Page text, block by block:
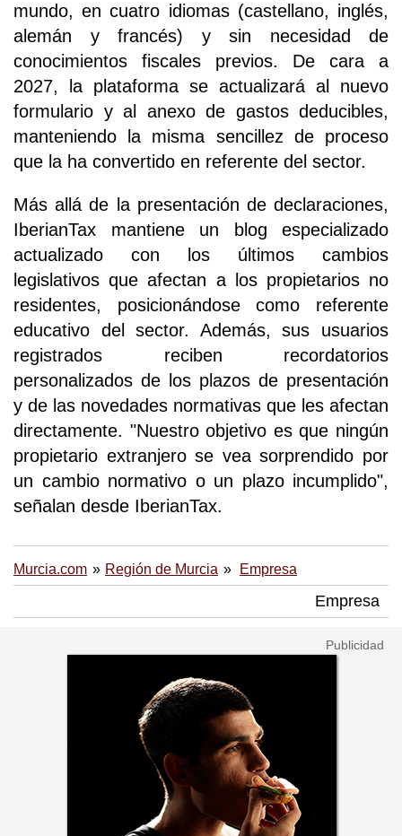
mundo, en cuatro idiomas (castellano, inglés,
alemán y francés) y sin necesidad de
conocimientos fiscales previos. De cara a
2027, la plataforma se actualizará al nuevo
formulario y al anexo de gastos deducibles,
manteniendo la misma sencillez de proceso
que la ha convertido en referente del sector.
Más allá de la presentación de declaraciones,
IberianTax mantiene un blog especializado
actualizado con los últimos cambios
legislativos que afectan a los propietarios no
residentes, posicionándose como referente
educativo del sector. Además, sus usuarios
registrados reciben recordatorios
personalizados de los plazos de presentación
y de las novedades normativas que les afectan
directamente. "Nuestro objetivo es que ningún
propietario extranjero se vea sorprendido por
un cambio normativo o un plazo incumplido",
señalan desde IberianTax.
Murcia.com Región de Murcia Empresa
Empresa